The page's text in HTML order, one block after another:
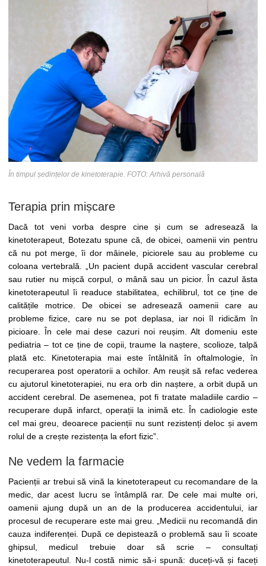
În timpul ședințelor de kinetoterapie. FOTO: Arhivă personală
Terapia prin mișcare
Dacă tot veni vorba despre cine și cum se adresează la
kinetoterapeut, Botezatu spune că, de obicei, oamenii vin pentru
că nu pot merge, îi dor mâinele, piciorele sau au probleme cu
coloana vertebrală. „Un pacient după accident vascular cerebral
sau rutier nu mișcă corpul, o mână sau un picior. În cazul ăsta
kinetoterapeutul îi readuce stabilitatea, echilibrul, tot ce ține de
calitățile motrice. De obicei se adresează oamenii care au
probleme fizice, care nu se pot deplasa, iar noi îl ridicăm în
picioare. În cele mai dese cazuri noi reușim. Alt domeniu este
pediatria – tot ce ține de copii, traume la naștere, scolioze, talpă
plată etc. Kinetoterapia mai este întâlnită în oftalmologie, în
recuperarea post operatorii a ochilor. Am reușit să refac vederea
cu ajutorul kinetoterapiei, nu era orb din naștere, a orbit după un
accident cerebral. De asemenea, pot fi tratate maladiile cardio –
recuperare după infarct, operații la inimă etc. În cadiologie este
cel mai greu, deoarece pacienții nu sunt rezistenți deloc și avem
rolul de a crește rezistența la efort fizic”.
Ne vedem la farmacie
Pacienții ar trebui să vină la kinetoterapeut cu recomandare de la
medic, dar acest lucru se întâmplă rar. De cele mai multe ori,
oamenii ajung după un an de la producerea accidentului, iar
procesul de recuperare este mai greu. „Medicii nu recomandă din
cauza indiferenței. După ce depistează o problemă sau îi scoate
ghipsul, medicul trebuie doar să scrie – consultați
kinetoterapeutul. Nu-l costă nimic să-i spună: duceți-vă și faceți